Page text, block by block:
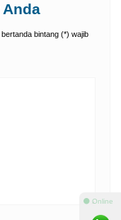
bintang (*) wajib
⚫ Online